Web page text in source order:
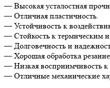
— Высокая усталостная
— Отличная пластичность.
— Устойчивость к
— Стойкость к термическим
— Долговечность и
— Хорошая обработка
— Низкая восприимчивость к
— Отличные механические